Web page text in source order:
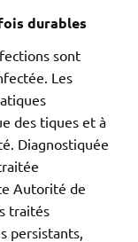
durables
sont
Les
des tiques et à
Diagnostiquée
Autorité de
traités
persistants,